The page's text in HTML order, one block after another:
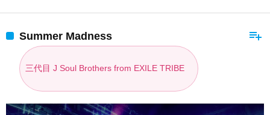
playlist_add
Summer Madness
三代目 J Soul Brothers from EXILE TRIBE